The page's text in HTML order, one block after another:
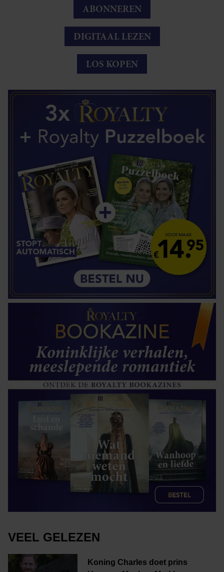
ABONNEREN
DIGITAAL LEZEN
LOS KOPEN